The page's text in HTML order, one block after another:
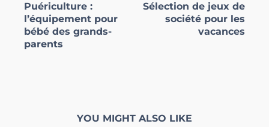
Puériculture :
l’équipement pour
bébé des grands-
parents
Sélection de jeux de
société pour les
vacances
YOU MIGHT ALSO LIKE